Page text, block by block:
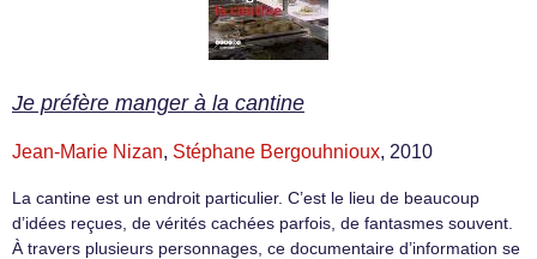
Je préfère manger à la cantine
Jean-Marie Nizan, Stéphane Bergouhnioux, 2010
La cantine est un endroit particulier. C’est le lieu de beaucoup
d’idées reçues, de vérités cachées parfois, de fantasmes souvent.
À travers plusieurs personnages, ce documentaire d’information se